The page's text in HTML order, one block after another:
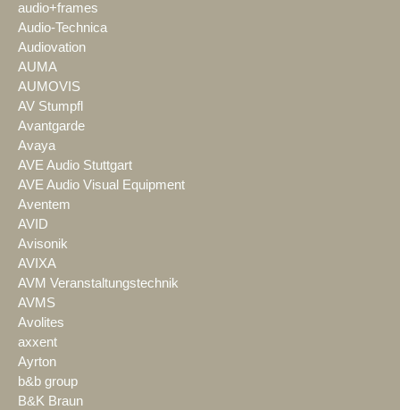
audio+frames
Audio-Technica
Audiovation
AUMA
AUMOVIS
AV Stumpfl
Avantgarde
Avaya
AVE Audio Stuttgart
AVE Audio Visual Equipment
Aventem
AVID
Avisonik
AVIXA
AVM Veranstaltungstechnik
AVMS
Avolites
axxent
Ayrton
b&b group
B&K Braun